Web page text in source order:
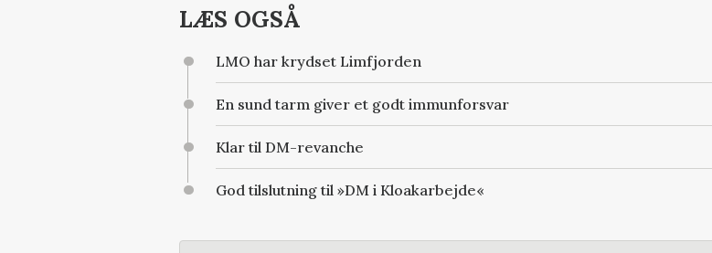
LÆS OGSÅ
LMO har krydset Limfjorden
En sund tarm giver et godt immunforsvar
Klar til DM-revanche
God tilslutning til »DM i Kloakarbejde«